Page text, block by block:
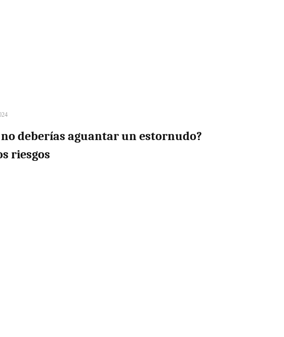
no deberías aguantar un estornudo?
riesgos